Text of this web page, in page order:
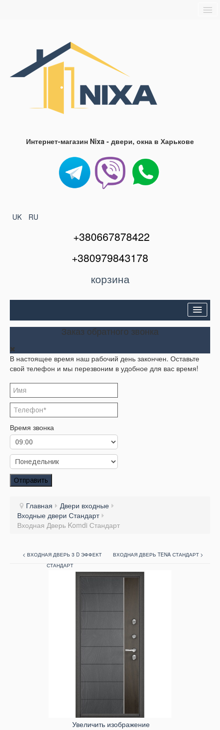
Контакты
Интернет-магазин Nixa - двери, окна в Харькове
UK RU
+380667878422
+380979843178
корзина
Двери входные
Окна и балконы
Кондиционеры
Акции
Корзина
Заказать звонок
Заказ обратного звонка
Заказ обратного звонка
В настоящее время наш рабочий день закончен. Оставьте
свой телефон и мы перезвоним в удобное для вас время!
Время звонка
Отправить
Главная
Двери входные
Входные двери Стандарт
Входная Дверь Komdi Стандарт
< ВХОДНАЯ ДВЕРЬ 3 D ЭФФЕКТ
СТАНДАРТ
ВХОДНАЯ ДВЕРЬ TENA СТАНДАРТ >
Увеличить изображение